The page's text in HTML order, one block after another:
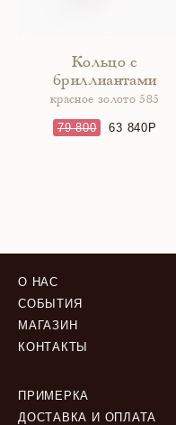
Кольцо с
бриллиантами
красное золото 585
79 800 63 840
О НАС
СОБЫТИЯ
МАГАЗИН
КОНТАКТЫ
ПРИМЕРКА
ДОСТАВКА И ОПЛАТА